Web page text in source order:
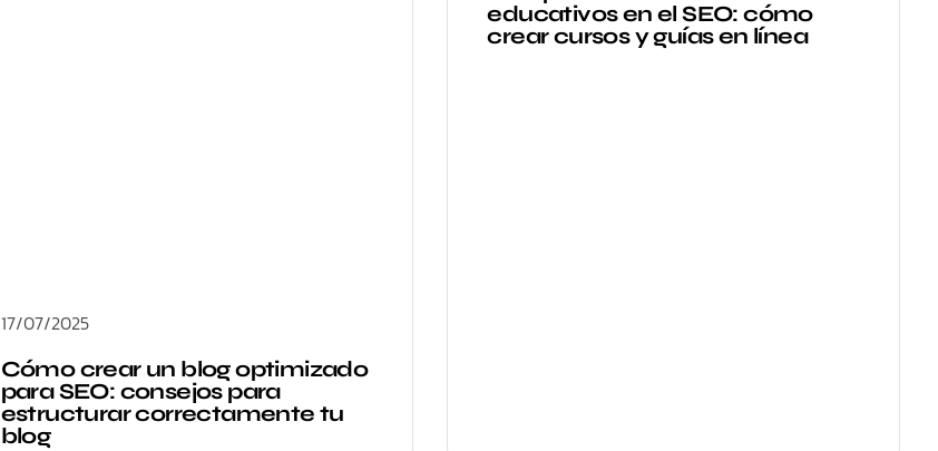
17/07/2025
Cómo crear un blog optimizado
para SEO: consejos para
estructurar correctamente tu
blog
educativos en el SEO: cómo
crear cursos y guías en línea